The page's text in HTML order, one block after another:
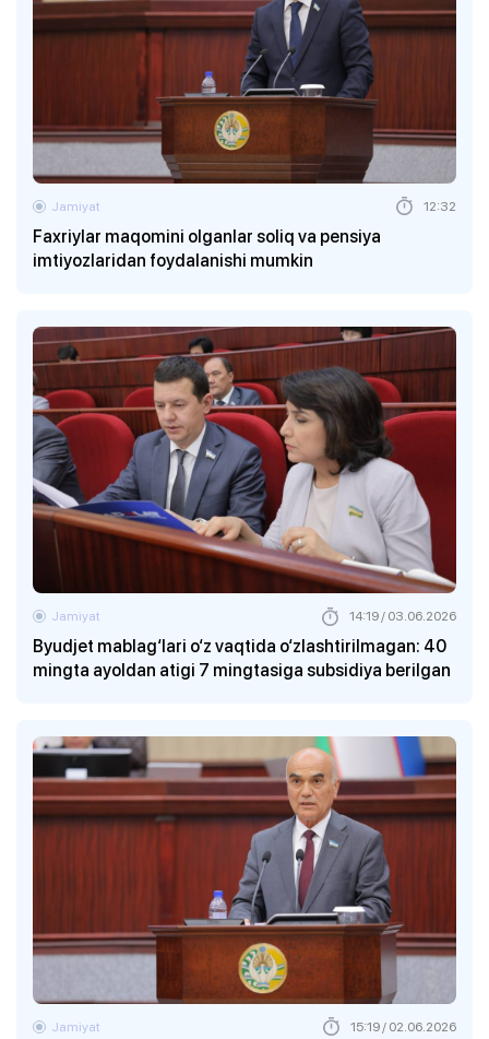
Faxriylar maqomini olganlar soliq va pensiya
imtiyozlaridan foydalanishi mumkin
Jamiyat 12:32
Byudjet mablag‘lari o‘z vaqtida o‘zlashtirilmagan: 40
mingta ayoldan atigi 7 mingtasiga subsidiya berilgan
Jamiyat 14:19 / 03.06.2026
Jamiyat 15:19 / 02.06.2026